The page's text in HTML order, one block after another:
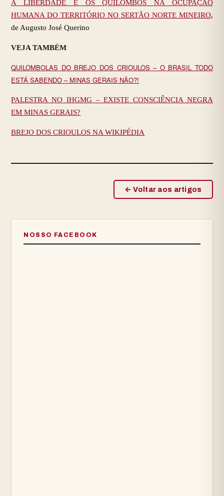
A LIBERDADE E OS QUILOMBOS NA OCUPAÇÃO
HUMANA DO TERRITÓRIO NO SERTÃO NORTE MINEIRO,
de Augusto José Querino
VEJA TAMBÉM
QUILOMBOLAS DO BREJO DOS CRIOULOS – O BRASIL TODO
ESTÁ SABENDO – MINAS GERAIS NÃO?!
PALESTRA NO IHGMG – EXISTE CONSCIÊNCIA NEGRA
EM MINAS GERAIS?
BREJO DOS CRIOULOS NA WIKIPÉDIA
← Voltar aos artigos
NOSSO FACEBOOK